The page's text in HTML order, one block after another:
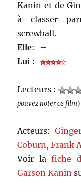
Kanin et de
à classer
screwball.
Elle:
–
Lui :
Lecteurs :
pouvez noter ce film)
Acteurs:
Coburn,Frank
Voir lafiche
Garson Kanin